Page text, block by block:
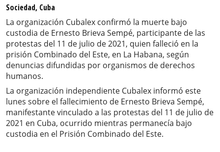
Sociedad, Cuba
La organización Cubalex confirmó la muerte bajo
custodia de Ernesto Brieva Sempé, participante de las
protestas del 11 de julio de 2021, quien falleció en la
prisión Combinado del Este, en La Habana, según
denuncias difundidas por organismos de derechos
humanos.
La organización independiente Cubalex informó este
lunes sobre el fallecimiento de Ernesto Brieva Sempé,
manifestante vinculado a las protestas del 11 de julio de
2021 en Cuba, ocurrido mientras permanecía bajo
custodia en el Prisión Combinado del Este.